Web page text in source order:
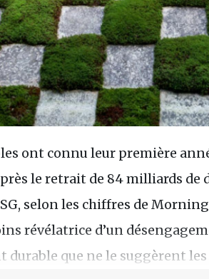
ont connu leur première
le retrait de 84 milliards de
selon les chiffres de
révélatrice d’un
durable que ne le suggèrent